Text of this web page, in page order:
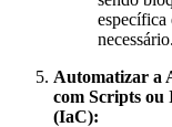
específica
necessário.
Automatizar a
com Scripts
(IaC):